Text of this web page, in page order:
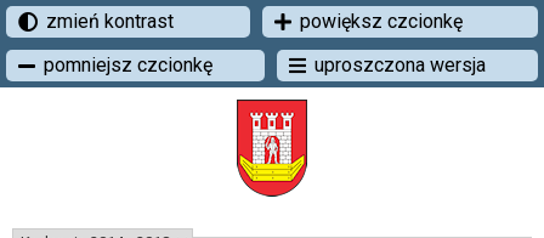
zmień kontrast
powiększ czcionkę
pomniejsz czcionkę
uproszczona wersja